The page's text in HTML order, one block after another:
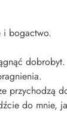
i bogactwo.
dobrobyt.
przychodzą
do mnie,